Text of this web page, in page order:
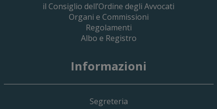
19 Giugno 2026
il Consiglio dell’Ordine degli Avvocati
Organi e Commissioni
Regolamenti
Albo e Registro
Informazioni
Segreteria